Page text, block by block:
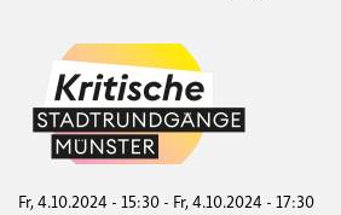
Fr, 4.10.2024 - 15:30- Fr, 4.10.2024 - 17:30